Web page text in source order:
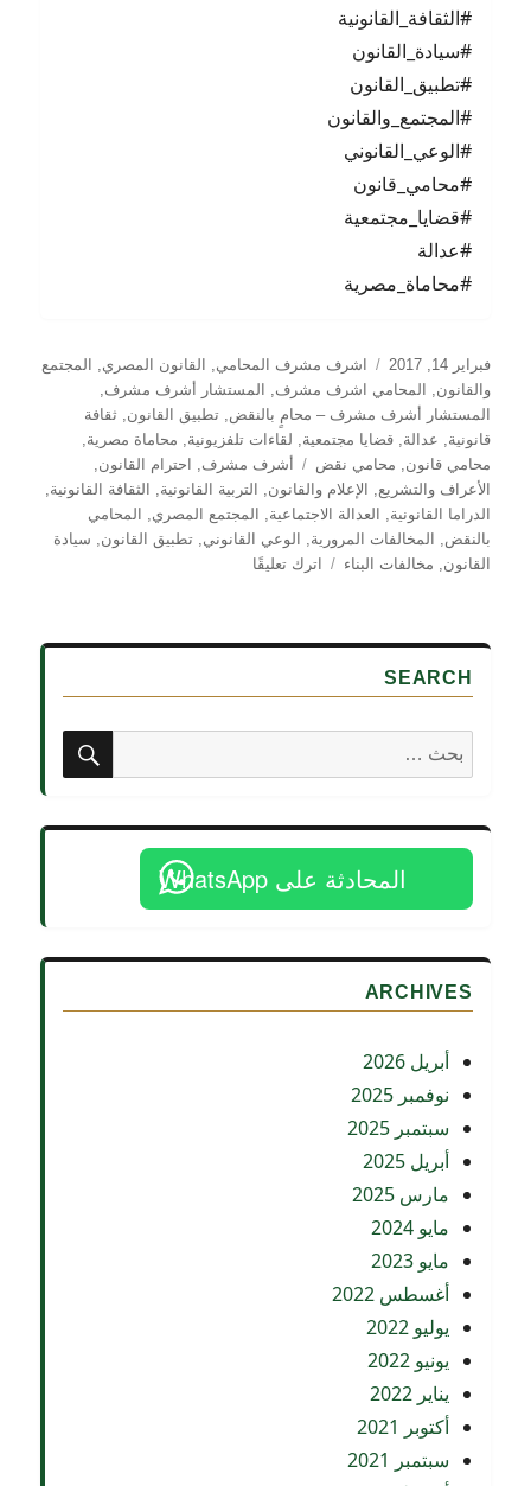
#الثقافة_القانونية
#سيادة_القانون
#تطبيق_القانون
#المجتمع_والقانون
#الوعي_القانوني
#محامي_قانون
#قضايا_مجتمعية
#عدالة
#محاماة_مصرية
نُشرت
في
فبراير 14, 2017 التصنيفات
اشرف مشرف المحامي, القانون المصري,
المجتمع
والقانون, المحامي اشرف مشرف, المستشار أشرف مشرف,
المستشار أشرف مشرف – محامٍ بالنقض,تطبيق القانون,ثقافة
قانونية, عدالة,قضايا مجتمعية, لقاءات تلفزيونية, محاماة مصرية,
محامي قانون, محامي نقض الوسوم
أشرف مشرف, احترام القانون,
الأعراف والتشريع, الإعلام والقانون, التربية القانونية, الثقافة القانونية,
الدراما القانونية, العدالة الاجتماعية, المجتمع المصري,
المحامي
بالنقض, المخالفات المرورية, الوعي القانوني,تطبيق القانون, سيادة
القانون, مخالفات البناء اترك تعليقًا
قراءة
المحامي
بالنقض
SEARCH
البحث
عن:
بحث
المحادثة على WhatsApp
ARCHIVES
أبريل 2026
نوفمبر 2025
سبتمبر 2025
أبريل 2025
مارس 2025
مايو 2024
مايو 2023
أغسطس 2022
يوليو 2022
يونيو 2022
يناير 2022
أكتوبر 2021
سبتمبر 2021